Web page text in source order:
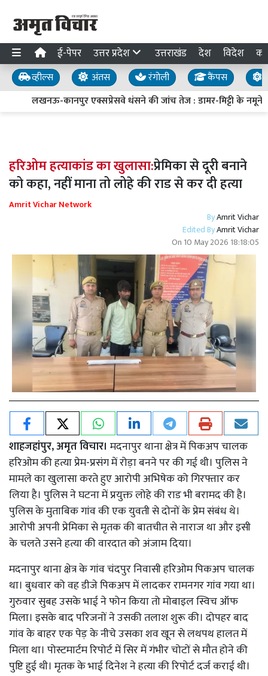
ई-पेपर उत्तर प्रदेश उत्तराखंड देश विदेश
व्हील्स अंतस रंगोली कैंपस
लखनऊ-कानपुर एक्सप्रेसवे धंसने की जांच तेज : डामर-मिट्टी के नमूने
हरिओम हत्याकांड का खुलासा:प्रेमिका से दूरी बनाने
को कहा, नहीं माना तो लोहे की राड से कर दी हत्या
Amrit Vichar Network
ByAmrit Vichar
Edited ByAmrit Vichar
On 10 May 2026 18:18:05
शाहजहांपुर, अमृत विचार। मदनापुर थाना क्षेत्र में पिकअप चालक
हरिओम की हत्या प्रेम-प्रसंग में रोड़ा बनने पर की गई थी। पुलिस ने
मामले का खुलासा करते हुए आरोपी अभिषेक को गिरफ्तार कर
लिया है। पुलिस ने घटना में प्रयुक्त लोहे की राड भी बरामद की है।
पुलिस के मुताबिक गांव की एक युवती से दोनों के प्रेम संबंध थे।
आरोपी अपनी प्रेमिका से मृतक की बातचीत से नाराज था और इसी
के चलते उसने हत्या की वारदात को अंजाम दिया।
मदनापुर थाना क्षेत्र के गांव चंदपुर निवासी हरिओम पिकअप चालक
था। बुधवार को वह डीजे पिकअप में लादकर रामनगर गांव गया था।
गुरुवार सुबह उसके भाई ने फोन किया तो मोबाइल स्विच ऑफ
मिला। इसके बाद परिजनों ने उसकी तलाश शुरू की। दोपहर बाद
गांव के बाहर एक पेड़ के नीचे उसका शव खून से लथपथ हालत में
मिला था। पोस्टमार्टम रिपोर्ट में सिर में गंभीर चोटों से मौत होने की
पुष्टि हुई थी। मृतक के भाई दिनेश ने हत्या की रिपोर्ट दर्ज कराई थी।